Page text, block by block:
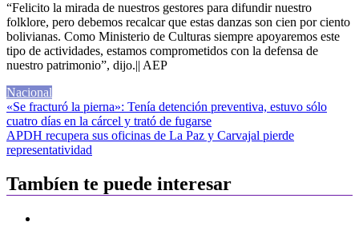
“Felicito la mirada de nuestros gestores para difundir nuestro
folklore, pero debemos recalcar que estas danzas son cien por ciento
bolivianas. Como Ministerio de Culturas siempre apoyaremos este
tipo de actividades, estamos comprometidos con la defensa de
nuestro patrimonio”, dijo.|| AEP
Nacional
Navegación
de
entradas
«Se fracturó la pierna»: Tenía detención preventiva, estuvo sólo
cuatro días en la cárcel y trató de fugarse
APDH recupera sus oficinas de La Paz y Carvajal pierde
representatividad
Tambíen te puede interesar